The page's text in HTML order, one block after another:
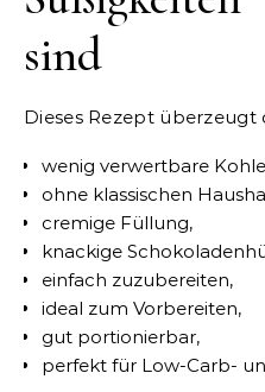
sind
Dieses Rezept überzeugt
wenig verwertbare
ohne klassischen
cremige Füllung,
knackige
einfach zuzubereiten,
ideal zum Vorbereiten,
gut portionierbar,
perfekt für Low-Carb-